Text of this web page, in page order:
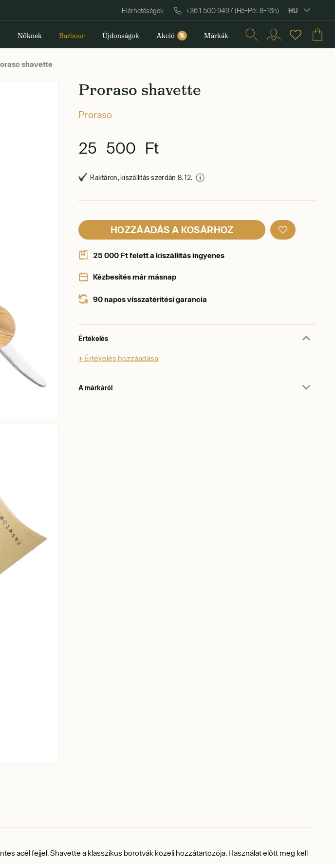
Elérhetőségek +36 1 500 9497 (Hé–Pé: 8–16h) HU
Nőknek Barbour Újdonságok Akció % Márkák
shavette
Proraso shavette
Proraso
25 500 Ft
Raktáron, kiszállítás szerdán 8. 12.
HOZZÁADÁS A KOSÁRHOZ
25 000 Ft felett a kiszállítás ingyenes
Kézbesítés már másnap
90 napos visszatérítési garancia
Értékelés
+ Értékelés hozzáadása
A márkáról
acél fejjel.Shavette a klasszikus borotvák közeli hozzátartozója. Használat előtt meg kell